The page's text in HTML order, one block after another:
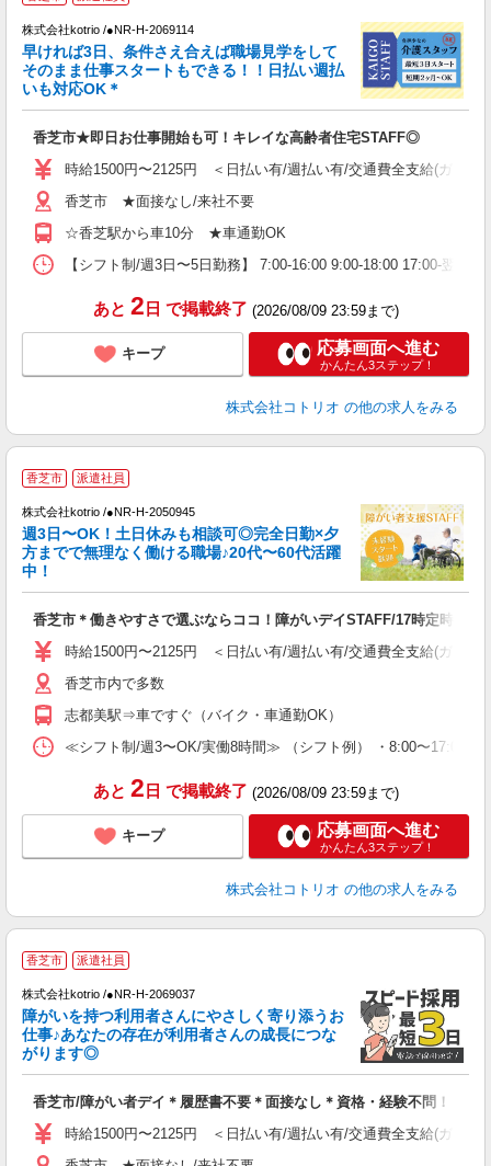
株式会社kotrio /●NR-H-2069114
早ければ3日、条件さえ合えば職場見学をして
そのまま仕事スタートもできる！！日払い週払
いも対応OK＊
香芝市★即日お仕事開始も可！キレイな高齢者住宅STAFF◎
時給1500円〜2125円 ＜日払い有/週払い有/交通費全支給(ガソリ
香芝市 ★面接なし/来社不要
☆香芝駅から車10分 ★車通勤OK
【シフト制/週3日〜5日勤務】 7:00-16:00 9:00-18:00 17:00-翌
あと 2 日 で掲載終了 (2026/08/09 23:59まで)
キープ 応募画面へ進む
かんたん3ステップ！
株式会社コトリオ の他の求人をみる
香芝市 派遣社員
株式会社kotrio /●NR-H-2050945
週3日〜OK！土日休みも相談可◎完全日勤×夕
方までで無理なく働ける職場♪20代〜60代活躍
中！
香芝市＊働きやすさで選ぶならココ！障がいデイSTAFF/17時定時
時給1500円〜2125円 ＜日払い有/週払い有/交通費全支給(ガソリ
香芝市内で多数
志都美駅⇒車ですぐ（バイク・車通勤OK）
≪シフト制/週3〜OK/実働8時間≫ （シフト例） ・8:00〜17:00
あと 2 日 で掲載終了 (2026/08/09 23:59まで)
キープ 応募画面へ進む
かんたん3ステップ！
株式会社コトリオ の他の求人をみる
香芝市 派遣社員
株式会社kotrio /●NR-H-2069037
障がいを持つ利用者さんにやさしく寄り添うお
仕事♪あなたの存在が利用者さんの成長につな
がります◎
香芝市/障がい者デイ＊履歴書不要＊面接なし＊資格・経験不問！
時給1500円〜2125円 ＜日払い有/週払い有/交通費全支給(ガソリ